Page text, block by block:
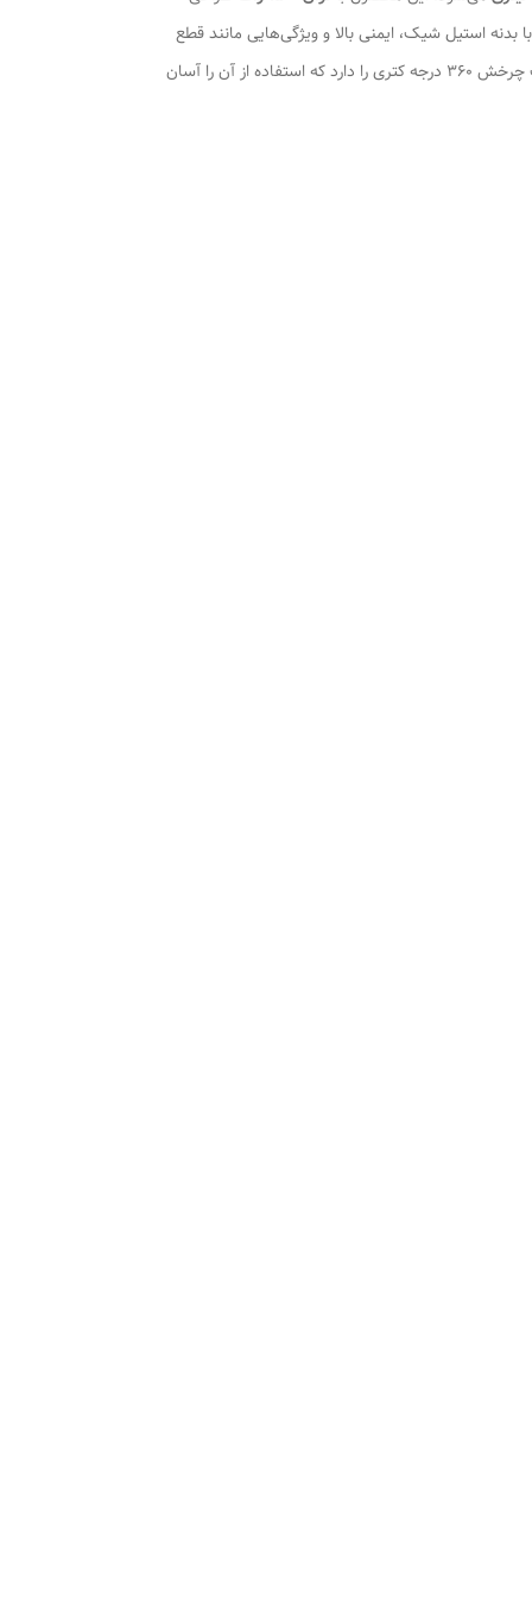
استیل شیک، ایمنی بالا و ویژگی‌هایی مانند قطع
دستگاه از نوع گرمایش المنت مخفی بهره می‌برد و قابلیت چرخش ۳۶۰ درجه کتری را دارد که استفاده از آن را آسان